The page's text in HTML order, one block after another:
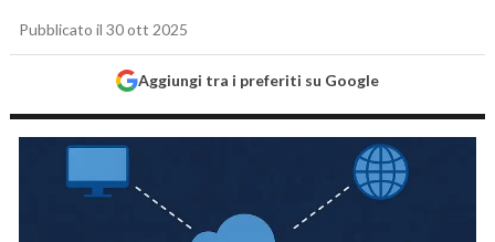
Pubblicato il 30 ott 2025
Aggiungi tra i preferiti su Google